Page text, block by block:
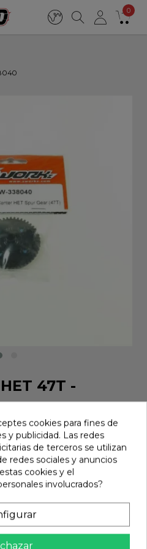
0
47T -
Ref: SW338040
cookies para fines de
y publicidad. Las redes
de terceros se utilizan
redes sociales y anuncios
cookies y el
involucrados?